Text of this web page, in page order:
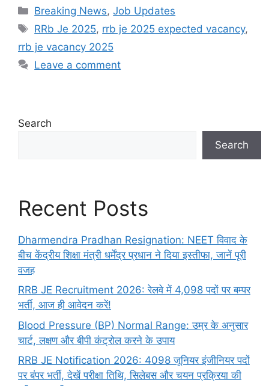
Categories
Breaking News,Job Updates
Tags
RRb Je 2025, rrb je 2025 expected vacancy,
rrb je vacancy 2025
Leave a comment
Search
Search
Recent Posts
Dharmendra Pradhan Resignation: NEET विवाद के
बीच केंद्रीय शिक्षा मंत्री धर्मेंद्र प्रधान ने दिया इस्तीफा, जानें पूरी
वजह
RRB JE Recruitment 2026: रेलवे में 4,098 पदों पर बम्पर
भर्ती, आज ही आवेदन करें!
Blood Pressure (BP) Normal Range: उम्र के अनुसार
चार्ट, लक्षण और बीपी कंट्रोल करने के उपाय
RRB JE Notification 2026: 4098 जूनियर इंजीनियर पदों
पर बंपर भर्ती, देखें परीक्षा तिथि, सिलेबस और चयन प्रक्रिया की